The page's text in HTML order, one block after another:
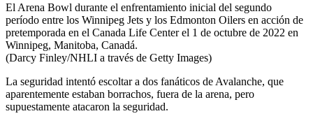
El Arena Bowl durante el enfrentamiento inicial del segundo
período entre los Winnipeg Jets y los Edmonton Oilers en acción de
pretemporada en el Canada Life Center el 1 de octubre de 2022 en
Winnipeg, Manitoba, Canadá.
(Darcy Finley/NHLI a través de Getty Images)
La seguridad intentó escoltar a dos fanáticos de Avalanche, que
aparentemente estaban borrachos, fuera de la arena, pero
supuestamente atacaron la seguridad.